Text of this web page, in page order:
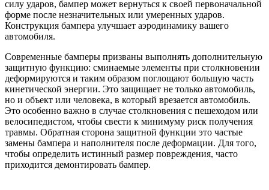
силу ударов, бампер может вернуться к своей первоначальной
форме после незначительных или умеренных ударов.
Конструкция бампера улучшает аэродинамику вашего
автомобиля.
Современные бамперы призваны выполнять дополнительную
защитную функцию: сминаемые элементы при столкновении
деформируются и таким образом поглощают большую часть
кинетической энергии. Это защищает не только автомобиль,
но и объект или человека, в который врезается автомобиль.
Это особенно важно в случае столкновения с пешеходом или
велосипедистом, чтобы свести к минимуму риск получения
травмы. Обратная сторона защитной функции это частые
замены бампера и наполнителя после деформации. Для того,
чтобы определить истинный размер повреждения, часто
приходится демонтировать бампер.